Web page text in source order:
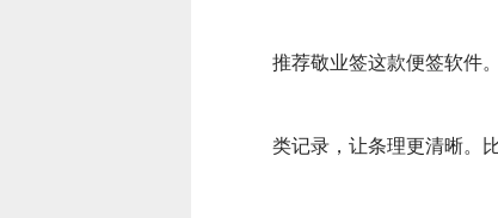
推荐敬业签这款便签软件
类记录，让条理更清晰。